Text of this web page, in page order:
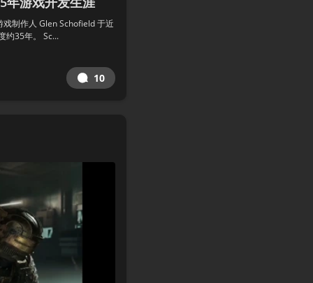
制作人 Glen Schofield 于近
约35年。 Sc...
10